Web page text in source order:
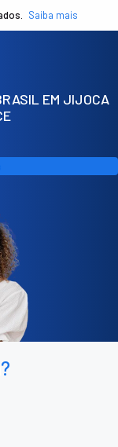
Saiba mais
EM JIJOCA